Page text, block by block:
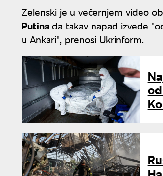
Zelenski je u večernjem video
Putinada takav napad izvede
u Ankari", prenosi Ukrinform.